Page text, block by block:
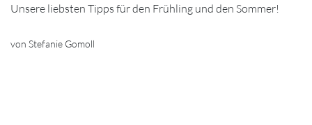
Unsere liebsten Tipps für den Frühling und den Sommer!
von Stefanie Gomoll